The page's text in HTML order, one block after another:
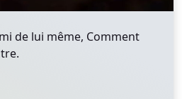
de lui même, Comment